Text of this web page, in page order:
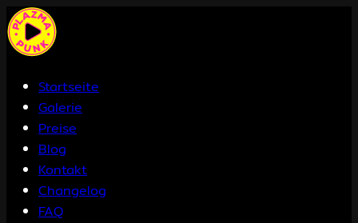
Startseite
Galerie
Preise
Blog
Kontakt
Changelog
FAQ